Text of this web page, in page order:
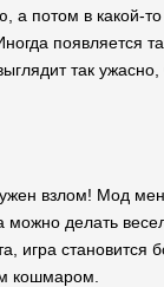
а потом в какой-
появляется
так
взлом! Мод
можно делать
игра становится
кошмаром.